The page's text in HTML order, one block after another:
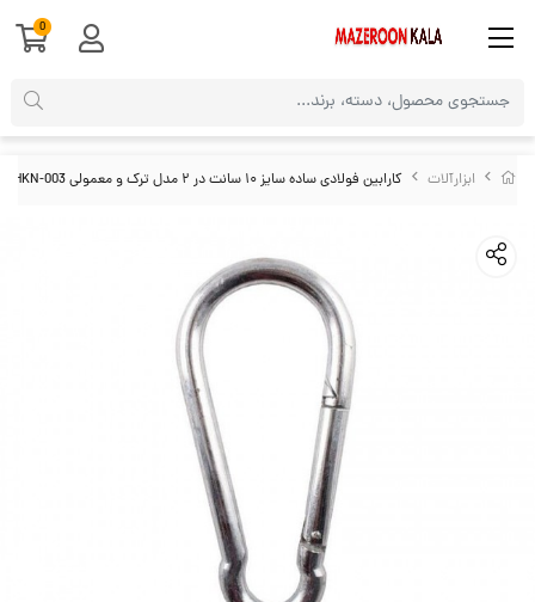
ابزارآلات کارابین فولادی ساده سایز ۱۰ سانت در ۲ مدل ترک و معمولی HKN-003
0